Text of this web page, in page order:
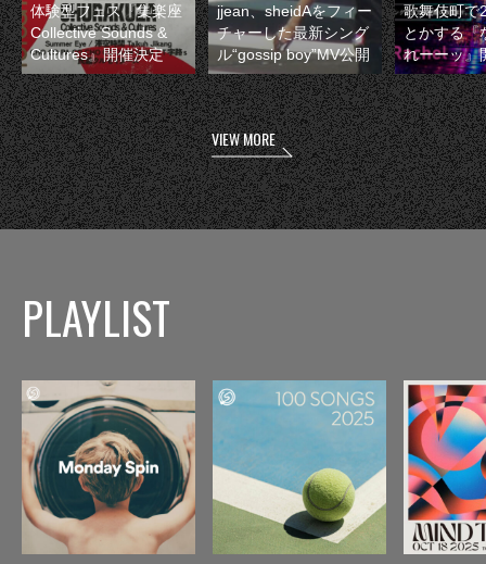
体験型フェス『集楽座
Collective Sounds &
Cultures』開催決定
jjean、sheidAをフィー
チャーした最新シング
ル“gossip boy”MV公開
歌舞伎町で
とかする『
れーーッ』
VIEW MORE
PLAYLIST